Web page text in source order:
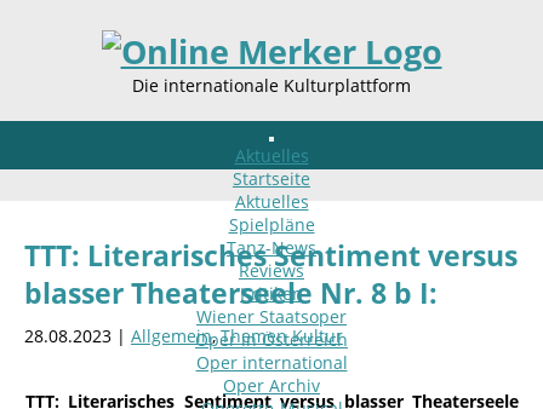
Die internationale Kulturplattform
Aktuelles
Startseite
Aktuelles
Spielpläne
Tanz-News
Reviews
Kritiken
Wiener Staatsoper
Oper in Österreich
Oper international
Oper Archiv
TTT: Literarisches Sentiment versus
blasser Theaterseele Nr. 8 b I:
28.08.2023 | Allgemein,Themen Kultur
TTT: Literarisches Sentiment versus blasser Theaterseele